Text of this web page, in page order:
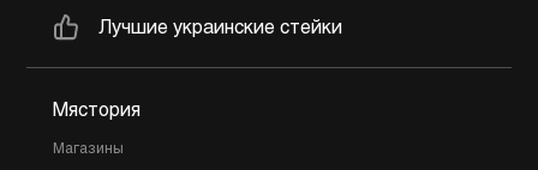
Лучшие украинские стейки
Мястория
Магазины